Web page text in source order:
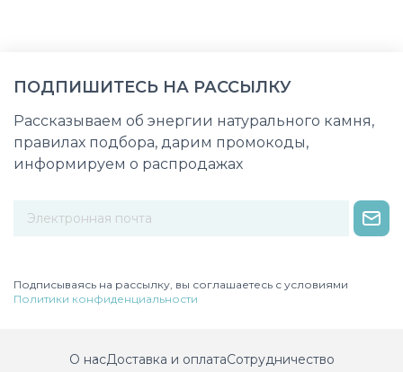
ПОДПИШИТЕСЬ НА РАССЫЛКУ
Рассказываем об энергии натурального камня,
правилах подбора, дарим промокоды,
информируем о распродажах
Подписываясь на рассылку, вы соглашаетесь с условиями
Политики конфиденциальности
О насДоставка и оплатаСотрудничество